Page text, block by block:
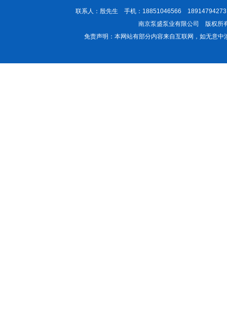
联系人：殷先生 手机：18851046566
南京泵盛泵业有限公司 版权
免责声明：本网站有部分内容来自互联网，如无意